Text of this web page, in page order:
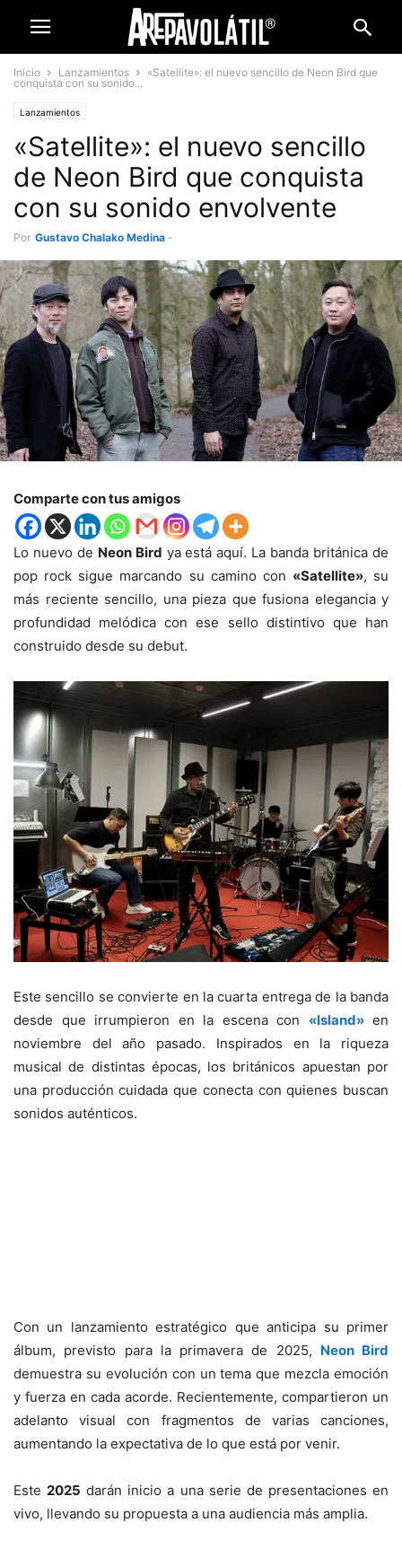
Inicio Lanzamientos
«Satellite»: el nuevo sencillo de Neon Bird que
conquista con su sonido...
Lanzamientos
«Satellite»: el nuevo sencillo
de Neon Bird que conquista
con su sonido envolvente
Por Gustavo Chalako Medina -
Comparte con tus amigos
Lo nuevo de Neon Bird ya está aquí. La banda británica de
pop rock sigue marcando su camino con «Satellite», su
más reciente sencillo, una pieza que fusiona elegancia y
profundidad melódica con ese sello distintivo que han
construido desde su debut.
Este sencillo se convierte en la cuarta entrega de la banda
desde que irrumpieron en la escena con «Island»en
noviembre del año pasado. Inspirados en la riqueza
musical de distintas épocas, los británicos apuestan por
una producción cuidada que conecta con quienes buscan
sonidos auténticos.
Con un lanzamiento estratégico que anticipa su primer
álbum, previsto para la primavera de 2025, Neon Bird
demuestra su evolución con un tema que mezcla emoción
y fuerza en cada acorde. Recientemente, compartieron un
adelanto visual con fragmentos de varias canciones,
aumentando la expectativa de lo que está por venir.
Este2025 darán inicio a una serie de presentaciones en
vivo, llevando su propuesta a una audiencia más amplia.